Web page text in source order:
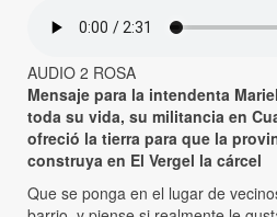
AUDIO 2 ROSA
Mensaje para la intendenta
toda su vida, su militancia en
ofreció la tierra para que la
construya en El Vergel la cárcel
Que se ponga en el lugar de